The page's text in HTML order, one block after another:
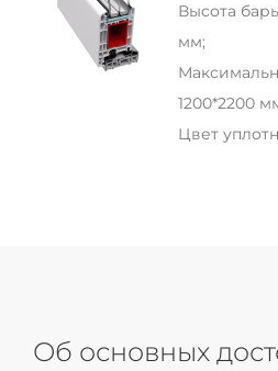
Высота
мм;
1200*2200
Цвет
Об основных